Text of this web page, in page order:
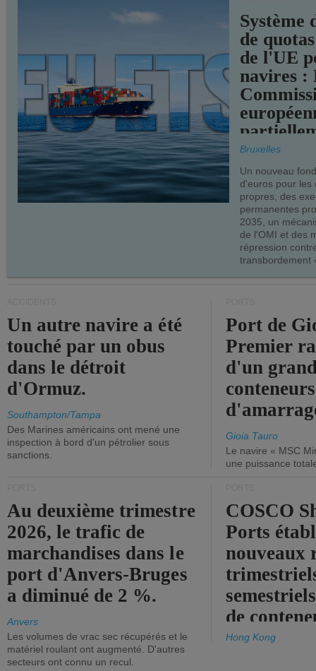
Système
de
de l'UE
navires :
Bruxelles
Un nouveau
d'euros pour les
propres, des
permanentes
2035, un
de l'OMI et des
répression
transbordement
Un autre navire a été
touché par un obus
dans le détroit
d'Ormuz.
Southampton/Tampa
Des Marines américains ont mené une
inspection à bord d'un pétrolier sous
sanctions.
Port de
Premier
d'un
Gioia Tauro
Le navire « MSC
une puissance
Au deuxième trimestre
2026, le trafic de
marchandises dans le
port d'Anvers-Bruges
a diminué de 2 %.
Anvers
Les volumes de vrac sec récupérés et le
matériel roulant ont augmenté. D'autres
secteurs ont connu un recul.
COSCO
Ports
nouveaux
de
Hong Kong